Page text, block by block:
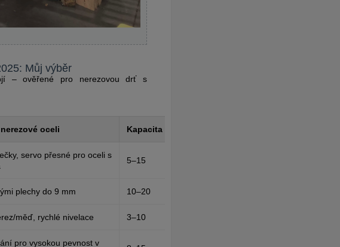
Můj výběr
– ověřené pro nerezovou drť s
oceli Kapacita (tuny)
servo přesné pro oceli s
5–15
plechy do 9 mm 10–20
měď, rychlé nivelace 3–10
pro vysokou pevnost v